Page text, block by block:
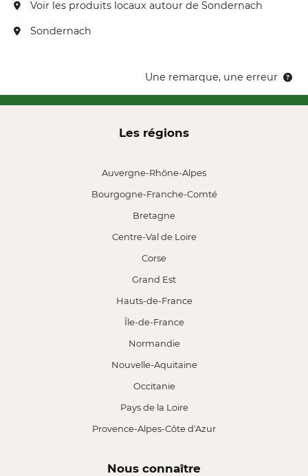
Voir les produits locaux autour de Sondernach
Sondernach
Une remarque, une erreur
Les régions
Auvergne-Rhône-Alpes
Bourgogne-Franche-Comté
Bretagne
Centre-Val de Loire
Corse
Grand Est
Hauts-de-France
Île-de-France
Normandie
Nouvelle-Aquitaine
Occitanie
Pays de la Loire
Provence-Alpes-Côte d'Azur
Nous connaître